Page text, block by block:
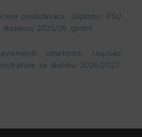
poslodavaca: Diplomci FSU
2025/26. godini
umetnosti raspisao
za školsku 2026/2027.